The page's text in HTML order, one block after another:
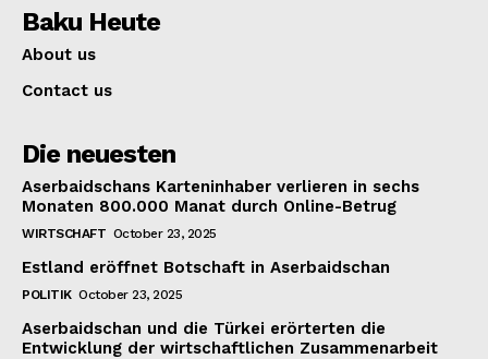
Baku Heute
About us
Contact us
Die neuesten
Aserbaidschans Karteninhaber verlieren in sechs
Monaten 800.000 Manat durch Online-Betrug
WIRTSCHAFT October 23, 2025
Estland eröffnet Botschaft in Aserbaidschan
POLITIK October 23, 2025
Aserbaidschan und die Türkei erörterten die
Entwicklung der wirtschaftlichen Zusammenarbeit